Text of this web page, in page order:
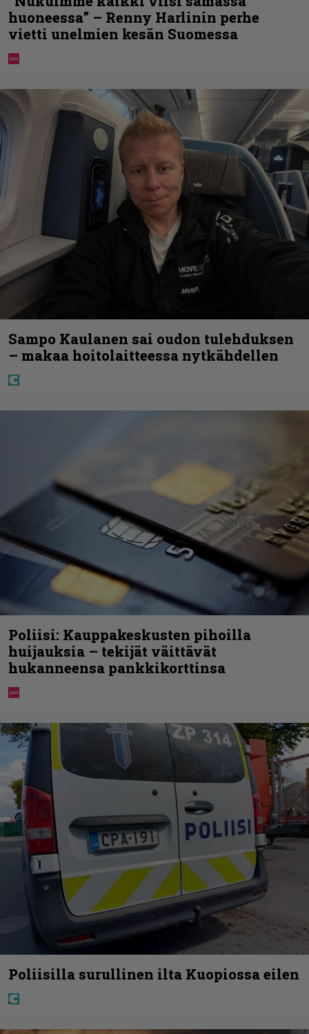
huoneessa” – Renny Harlinin perhe
vietti unelmien kesän Suomessa
Sampo Kaulanen sai oudon tulehduksen
– makaa hoitolaitteessa nytkähdellen
Poliisi: Kauppakeskusten pihoilla
huijauksia – tekijät väittävät
hukanneensa pankkikorttinsa
Poliisilla surullinen ilta Kuopiossa eilen